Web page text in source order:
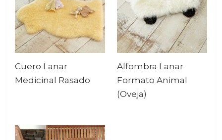
Cuero Lanar
Medicinal Rasado
Alfombra Lanar
Formato Animal
(Oveja)